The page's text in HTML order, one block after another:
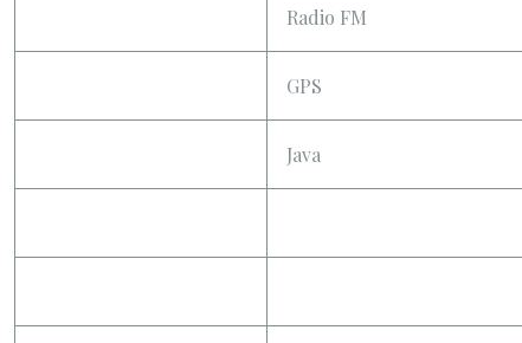
Radio FM
GPS
Java